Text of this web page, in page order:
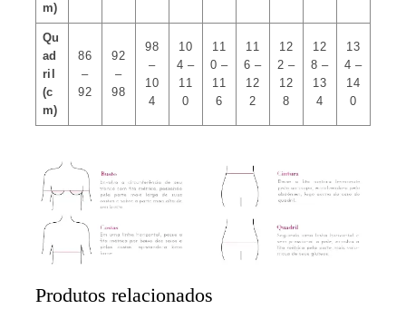
m)
Qu
ad
ril
(c
m)
86
–
92
92
–
98
98
–
10
4
10
4 –
11
0
11
0 –
11
6
11
6 –
12
2
12
2 –
12
8
12
8 –
13
4
13
4 –
14
0
Produtos relacionados